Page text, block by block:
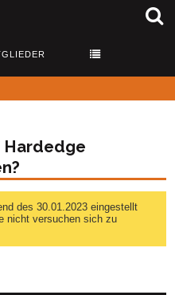
Hardedge
des 30.01.2023 eingestellt
nicht versuchen sich zu